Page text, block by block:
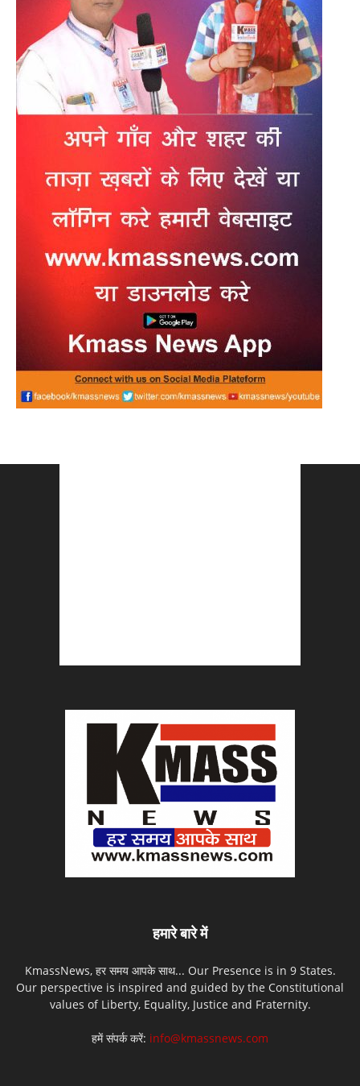
हमारे बारे में
KmassNews, हर समय आपके साथ... Our Presence is in 9 States.
Our perspective is inspired and guided by the Constitutional
values of Liberty, Equality, Justice and Fraternity.
हमें संपर्क करें: info@kmassnews.com